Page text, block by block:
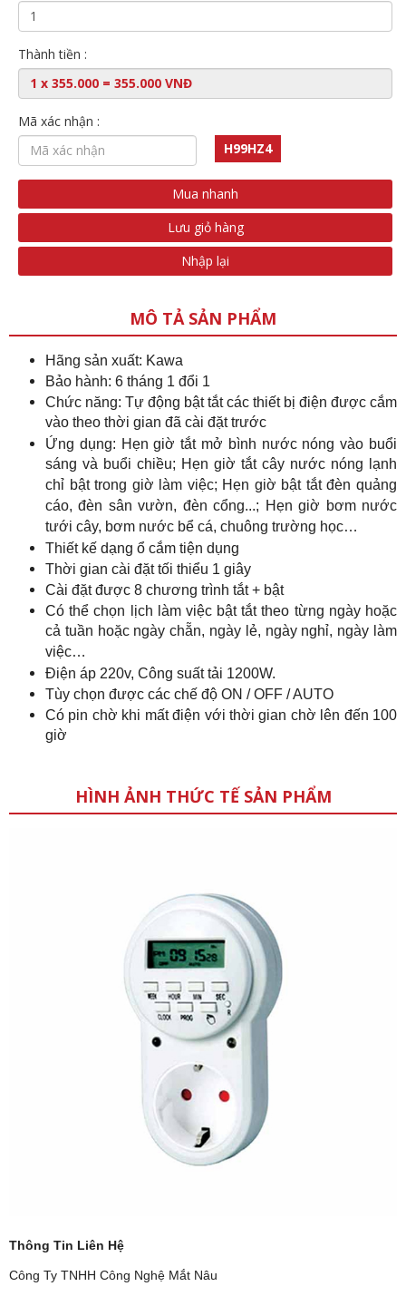
Thành tiền :
Mã xác nhận :
H99HZ4
Mua nhanh
Lưu giỏ hàng
Nhập lại
MÔ TẢ SẢN PHẨM
Hãng sản xuất: Kawa
Bảo hành: 6 tháng 1 đổi 1
Chức năng: Tự động bật tắt các thiết bị điện được cắm
vào theo thời gian đã cài đặt trước
Ứng dụng: Hẹn giờ tắt mở bình nước nóng vào buổi
sáng và buổi chiều; Hẹn giờ tắt cây nước nóng lạnh
chỉ bật trong giờ làm việc; Hẹn giờ bật tắt đèn quảng
cáo, đèn sân vườn, đèn cổng...; Hẹn giờ bơm nước
tưới cây, bơm nước bể cá, chuông trường học…
Thiết kế dạng ổ cắm tiện dụng
Thời gian cài đặt tối thiểu 1 giây
Cài đặt được 8 chương trình tắt + bật
Có thể chọn lịch làm việc bật tắt theo từng ngày hoặc
cả tuần hoặc ngày chẵn, ngày lẻ, ngày nghỉ, ngày làm
việc…
Điện áp 220v, Công suất tải 1200W.
Tùy chọn được các chế độ ON / OFF / AUTO
Có pin chờ khi mất điện với thời gian chờ lên đến 100
giờ
HÌNH ẢNH THỨC TẾ SẢN PHẨM
Thông Tin Liên Hệ
Công Ty TNHH Công Nghệ Mắt Nâu